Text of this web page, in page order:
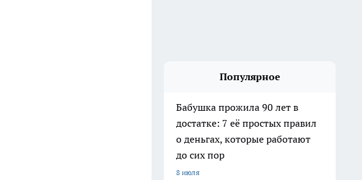
Популярное
Бабушка прожила 90 лет в
достатке: 7 её простых правил
о деньгах, которые работают
до сих пор
8 июля